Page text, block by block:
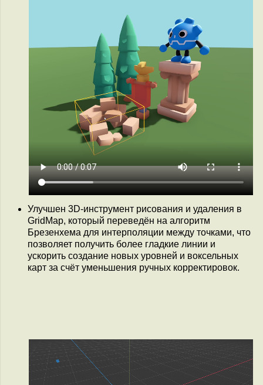
Улучшен 3D-инструмент рисования и удаления в
GridMap, который переведён на алгоритм
Брезенхема для интерполяции между точками, что
позволяет получить более гладкие линии и
ускорить создание новых уровней и воксельных
карт за счёт уменьшения ручных корректировок.